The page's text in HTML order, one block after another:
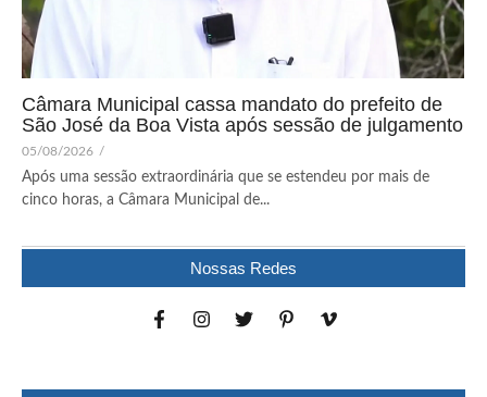
Câmara Municipal cassa mandato do prefeito de
São José da Boa Vista após sessão de julgamento
05/08/2026 /
Após uma sessão extraordinária que se estendeu por mais de
cinco horas, a Câmara Municipal de...
Nossas Redes